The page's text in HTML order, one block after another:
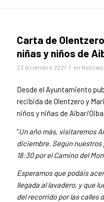
Carta de
niñas y niños de
23 diciembre 2021 / en Noticias
Desde el Ayuntamiento
recibida de Olentzero y
niños y niñas de Aibar/
“Un año más, visitaremos
diciembre. Según nuestros
18:30 por el Camino del
Esperamos que podáis
llegada al lavadero, y que
del recorrido por las calles